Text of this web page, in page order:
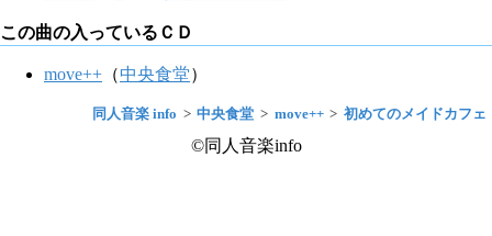
この曲の入っているＣＤ
move++ （中央食堂）
同人音楽 info 中央食堂 move++ 初めてのメイドカフェ
©同人音楽info